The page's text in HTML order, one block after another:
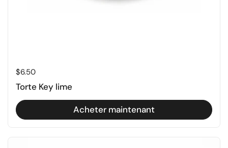
Prix régulier
$6.50
Torte Key lime
Acheter maintenant